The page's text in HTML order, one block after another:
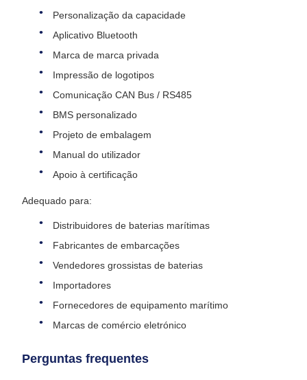
Personalização da capacidade
Aplicativo Bluetooth
Marca de marca privada
Impressão de logotipos
Comunicação CAN Bus / RS485
BMS personalizado
Projeto de embalagem
Manual do utilizador
Apoio à certificação
Adequado para:
Distribuidores de baterias marítimas
Fabricantes de embarcações
Vendedores grossistas de baterias
Importadores
Fornecedores de equipamento marítimo
Marcas de comércio eletrónico
Perguntas frequentes